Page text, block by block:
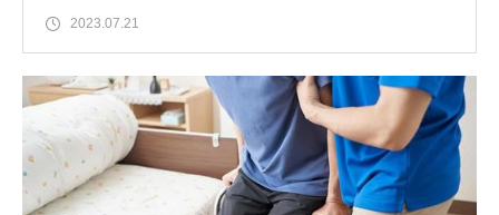
2023.07.21